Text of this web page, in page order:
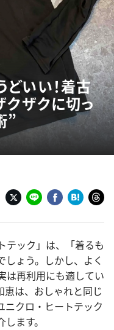
どいい！着古
クザクに切っ
”
テック」は、「着るも
ょう。しかし、よく
は再利用にも適してい
恵は、おしゃれと同じ
ニクロ・ヒートテック
ます。